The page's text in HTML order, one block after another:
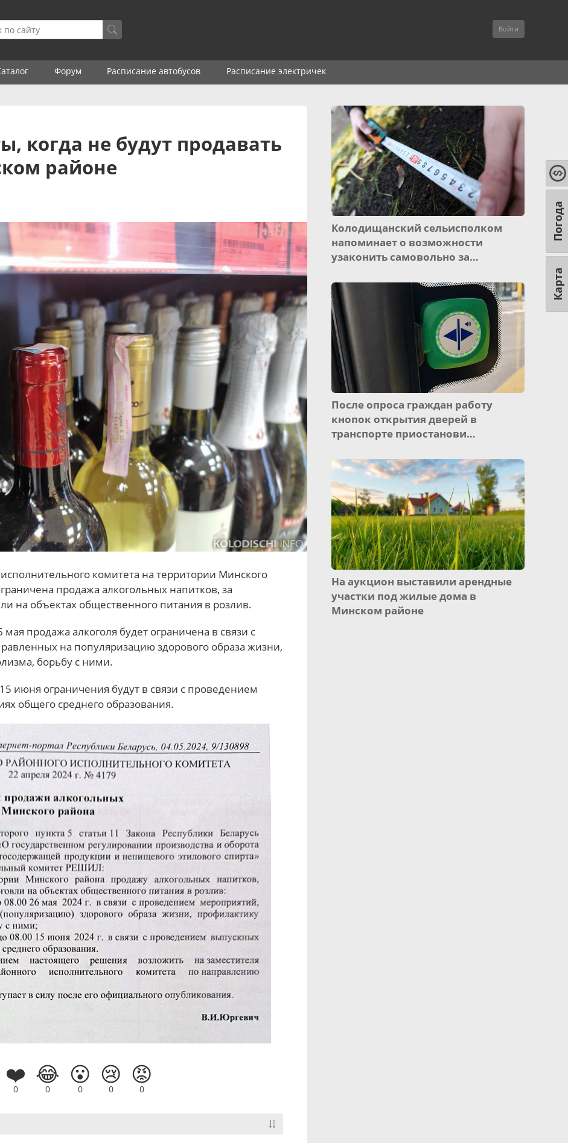
Войти
Форум Расписание автобусов Расписание электричек
когда не будут продавать
районе
комитета на территории Минского
продажа алкогольных напитков, за
на объектах общественного питания в розлив.
продажа алкоголя будет ограничена в связи с
на популяризацию здорового образа жизни,
борьбу с ними.
июня ограничения будут в связи с проведением
общего среднего образования.
❤️
0
😂
0
😮
0
😢
0
😡
0
Колодищанский сельисполком
напоминает о возможности
узаконить самовольно за…
После опроса граждан работу
кнопок открытия дверей в
транспорте приостанови…
На аукцион выставили арендные
участки под жилые дома в
Минском районе
Карта
Погода